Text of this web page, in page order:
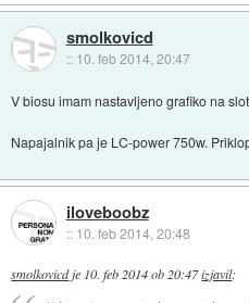
smolkovicd
:: 10. feb 2014, 20:47
V biosu imam nastavljeno grafiko na
Napajalnik pa je LC-power 750w.
iloveboobz
:: 10. feb 2014, 20:48
smolkovicdje 10. feb 2014 ob 20:47izjavil: